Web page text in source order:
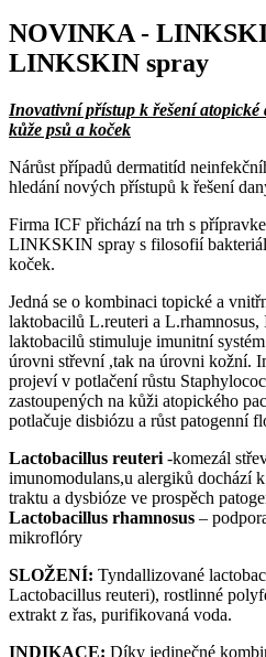
NOVINKA -
LINKSKIN spray
Inovativní přístup k řešení atopické
kůže psů a koček
Nárůst případů dermatitíd
hledání nových přístupů k řešení
Firma ICF přichází na trh s
LINKSKIN spray s filosofií
koček.
Jedná se o kombinaci topické a
laktobacilů L.reuteri a
laktobacilů stimuluje imunitní
úrovni střevní ,tak na úrovni kožní.
projeví v potlačení růstu
zastoupených na kůži atopického
potlačuje disbiózu a růst patogenní
Lactobacillus reuteri -komezál
imunomodulans,u alergiků dochází
traktu a dysbióze ve prospěch
Lactobacillus rhamnosus –
mikroflóry
SLOŽENÍ: Tyndallizované
Lactobacillus reuteri), rostlinné
extrakt z řas, purifikovaná voda.
INDIKACE: Díky jedinečné